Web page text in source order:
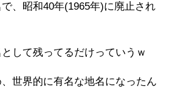
、昭和40年(1965年)に廃止され
して残ってるだけっていうｗ
世界的に有名な地名になったん